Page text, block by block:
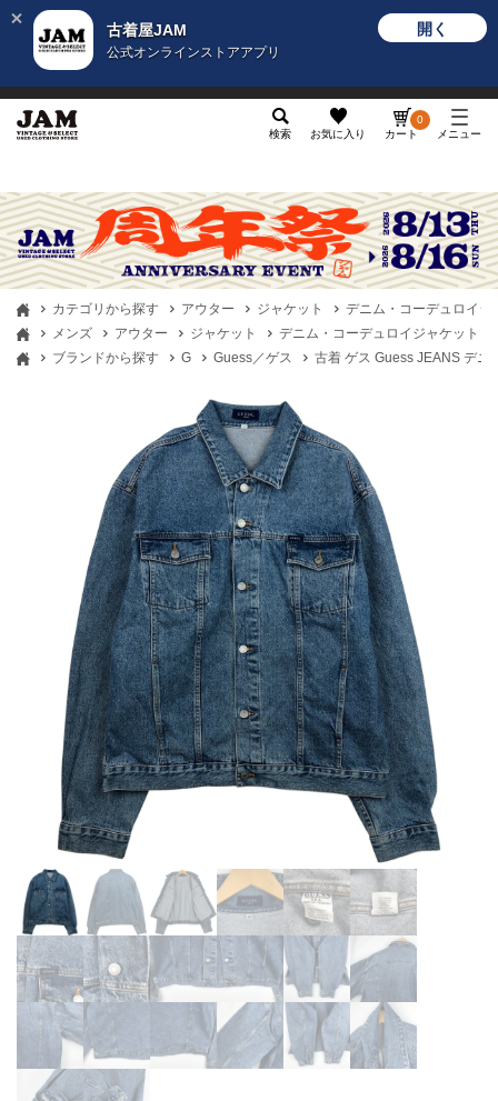
古着屋JAM
公式オンラインストアアプリ
開く
検索 お気に入り カート
0
メニュー
カテゴリから探す アウター ジャケット
デニム・コーデュロイジ
メンズ
アウター ジャケット
デニム・コーデュロイジャケット
ブランドから探す
G Guess／ゲス 古着 ゲス Guess JEANS デニ